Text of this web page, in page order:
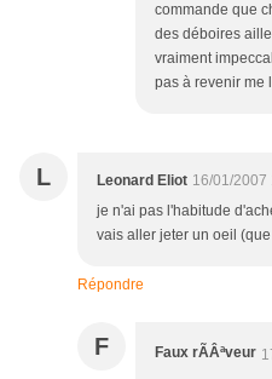
commande que
des déboires
vraiment
pas à revenir me
L Leonard Eliot 16/01/2007
je n'ai pas l'habitude
vais aller jeter un oeil
Répondre
F Faux rÃÂªveur